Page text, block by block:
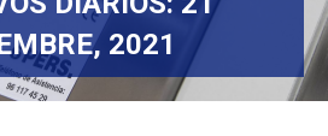
2021
Estás aquí: